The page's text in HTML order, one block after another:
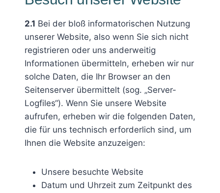
2.1 Bei der bloß informatorischen Nutzung
unserer Website, also wenn Sie sich nicht
registrieren oder uns anderweitig
Informationen übermitteln, erheben wir nur
solche Daten, die Ihr Browser an den
Seitenserver übermittelt (sog. „Server-
Logfiles“). Wenn Sie unsere Website
aufrufen, erheben wir die folgenden Daten,
die für uns technisch erforderlich sind, um
Ihnen die Website anzuzeigen:
Unsere besuchte Website
Datum und Uhrzeit zum Zeitpunkt des